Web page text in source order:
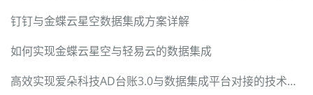
钉钉与金蝶云星空数据集成方案详解
如何实现金蝶云星空与轻易云的数据集成
高效实现爱朵科技AD台账3.0与数据集成平台对接的技术详解